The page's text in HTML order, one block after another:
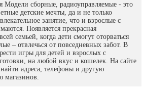
Модели сборные, радиоуправляемые - это
детские мечты, да и не только
занятие, что и взрослые с
Появляется прекрасная
семьей, когда дети смогут оторваться
– отвлечься от повседневных забот. В
игры для детей и взрослых с
на любой вкус и кошелек. На сайте
адреса, телефоны и другую
магазинов.